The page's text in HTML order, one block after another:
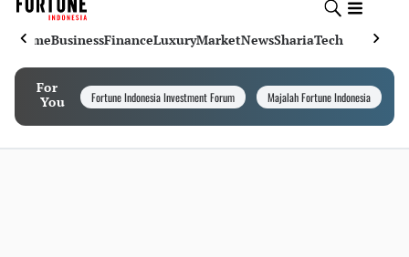
HomeBusinessFinanceLuxuryMarketNewsShariaTech
For
You
Fortune Indonesia Investment Forum Majalah Fortune Indonesia